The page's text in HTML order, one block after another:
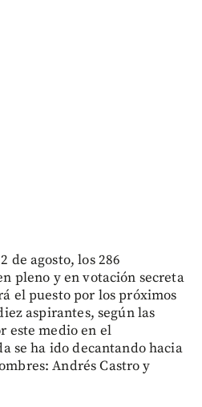
de agosto, los 286
pleno y en votación secreta
el puesto por los próximos
aspirantes, según las
este medio en el
se ha ido decantando hacia
Andrés Castro y